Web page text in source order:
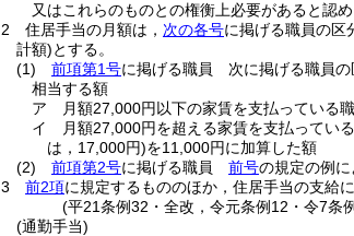
又はこれらのものとの権衡上必要があると認
2
住居手当の月額は， 次の各号に掲げる職員の区
計額)とする。
(1)
前項第1号に掲げる職員 次に掲げる職員の
相当する額
ア
月額27,000円以下の家賃を支払ってい
イ
月額27,000円を超える家賃を支払って
は，17,000円)を11,000円に加算した額
(2)
前項第2号に掲げる職員 前号の規定の例
3
前2項に規定するもののほか，住居手当の支給
(平21条例32・全改，令元条例12・令7条
(通勤手当)